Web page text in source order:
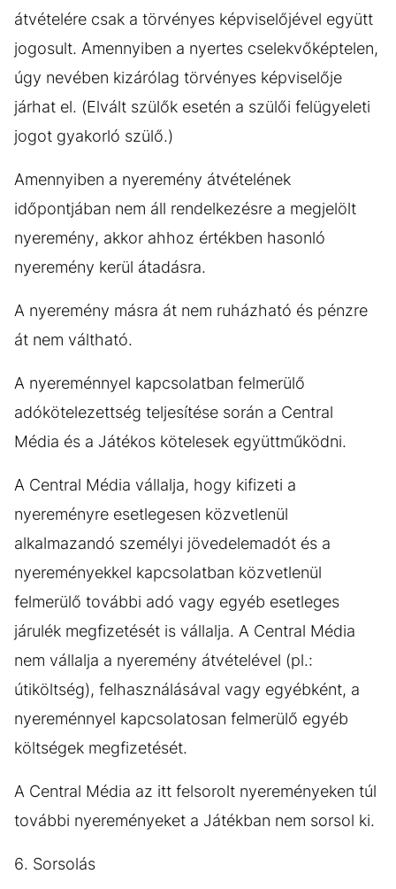
átvételére csak a törvényes képviselőjével együtt
jogosult. Amennyiben a nyertes cselekvőképtelen,
úgy nevében kizárólag törvényes képviselője
járhat el. (Elvált szülők esetén a szülői felügyeleti
jogot gyakorló szülő.)
Amennyiben a nyeremény átvételének
időpontjában nem áll rendelkezésre a megjelölt
nyeremény, akkor ahhoz értékben hasonló
nyeremény kerül átadásra.
A nyeremény másra át nem ruházható és pénzre
át nem váltható.
A nyereménnyel kapcsolatban felmerülő
adókötelezettség teljesítése során a Central
Média és a Játékos kötelesek együttműködni.
A Central Média vállalja, hogy kifizeti a
nyereményre esetlegesen közvetlenül
alkalmazandó személyi jövedelemadót és a
nyereményekkel kapcsolatban közvetlenül
felmerülő további adó vagy egyéb esetleges
járulék megfizetését is vállalja. A Central Média
nem vállalja a nyeremény átvételével (pl.:
útiköltség), felhasználásával vagy egyébként, a
nyereménnyel kapcsolatosan felmerülő egyéb
költségek megfizetését.
A Central Média az itt felsorolt nyereményeken túl
további nyereményeket a Játékban nem sorsol ki.
6. Sorsolás